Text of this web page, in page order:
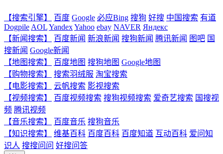
【搜索引擎】 百度 Google 必应Bing 搜狗 好搜 中国搜索 有道
Dogpile AOLYandexYahoo ebay NAVER Яндекс
【新闻搜索】
百度新闻 新浪新闻 搜狗新闻 腾讯新闻 图吧 国
搜新闻 Google新闻
【地图搜索】
百度地图 搜狗地图 Google地图
【购物搜索】
搜索羽绒服 淘宝搜索
【电影搜索】
云帆搜索 影视搜索
【视频搜索】
百度视频搜索 搜狗视频搜索 爱奇艺搜索 国搜视
频 腾讯视频
【音乐搜索】
百度音乐 搜狗音乐
【知识搜索】
维基百科 百度百科 百度知道 互动百科 爱问知
识人 搜搜问问 好搜问答